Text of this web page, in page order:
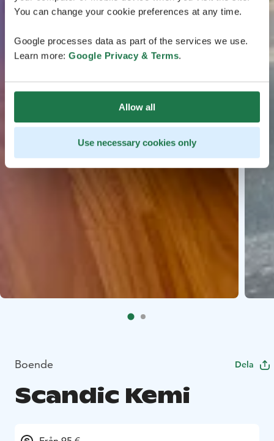
You can change your cookie preferences at any time.
Google processes data as part of the services we use.
Learn more: Google Privacy & Terms.
Allow all
Use necessary cookies only
Boende Dela
Scandic Kemi